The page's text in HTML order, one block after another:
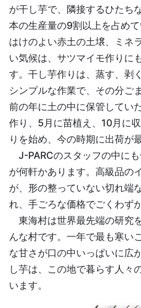
が干し芋で、隣接するひたち
本の生産量の9割以上を占め
はけのよい赤土の土壌、ミネ
い気候は、サツマイモ作りに
す。干し芋作りは、蒸す、剥
シンプルな作業で、その分ご
前の年に土の中に保管してい
作り、5月に苗植え、10月に
りを始め、今の時期に出荷が
J-PARCのスタッフの中に
が何軒かあります。高級品の
が、形の整っていない切れ端
れ、手ごろな価格でごくわず
東海村は世界最先端の研究
んな村です。一年で最も寒い
な甘さが口の中いっぱいに広
し芋は、この地で暮らす人々
います。